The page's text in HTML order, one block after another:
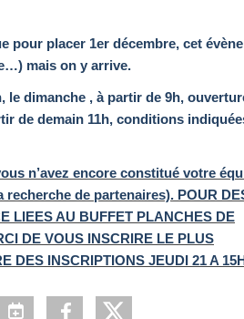
pour placer 1er décembre, cet
mais on y arrive.
le dimanche , à partir de 9h,
de demain 11h, conditions
n’avez encore constitué votre
recherche de partenaires). POUR
LIEES AU BUFFET PLANCHES DE
DE VOUS INSCRIRE LE PLUS
DES INSCRIPTIONS JEUDI 21 A